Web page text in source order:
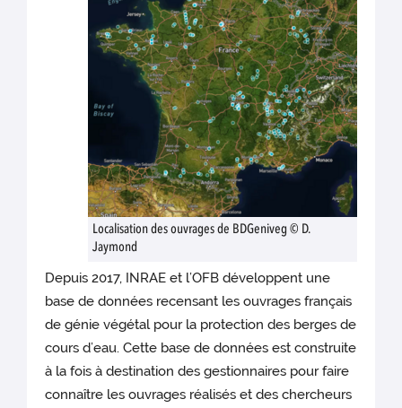
Localisation des ouvrages de BDGeniveg © D.
Jaymond
Depuis 2017, INRAE et l’OFB développent une
base de données recensant les ouvrages français
de génie végétal pour la protection des berges de
cours d’eau. Cette base de données est construite
à la fois à destination des gestionnaires pour faire
connaître les ouvrages réalisés et des chercheurs